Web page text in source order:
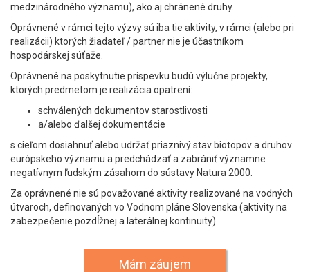
medzinárodného významu), ako aj chránené druhy.
Oprávnené v rámci tejto výzvy sú iba tie aktivity, v rámci (alebo pri
realizácii) ktorých žiadateľ / partner nie je účastníkom
hospodárskej súťaže.
Oprávnené na poskytnutie príspevku budú výlučne projekty,
ktorých predmetom je realizácia opatrení:
schválených dokumentov starostlivosti
a/alebo ďalšej dokumentácie
s cieľom dosiahnuť alebo udržať priaznivý stav biotopov a druhov
európskeho významu a predchádzať a zabrániť významne
negatívnym ľudským zásahom do sústavy Natura 2000.
Za oprávnené nie sú považované aktivity realizované na vodných
útvaroch, definovaných vo Vodnom pláne Slovenska (aktivity na
zabezpečenie pozdĺžnej a laterálnej kontinuity).
Mám záujem